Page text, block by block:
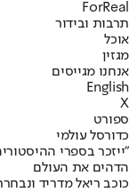
ForReal
תרבות ובידור
אוכל
מגזין
אנחנו מגייסים
English
X
ספורט
כדורסל עולמי
"ייזכר בספרי
הדהים את העולם
כוכב ריאל מדריד